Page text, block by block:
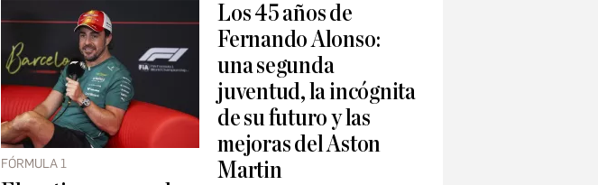
FÓRMULA 1
Los 45 años de
Fernando Alonso:
una segunda
juventud, la incógnita
de su futuro y las
mejoras del Aston
Martin